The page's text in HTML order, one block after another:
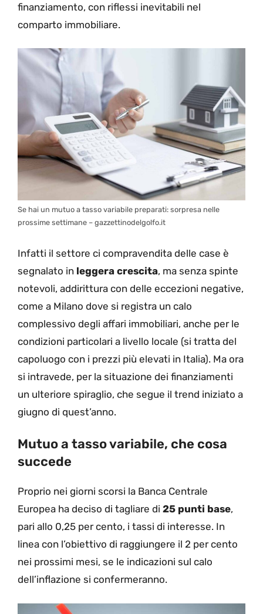
finanziamento, con riflessi inevitabili nel
comparto immobiliare.
Se hai un mutuo a tasso variabile preparati: sorpresa nelle
prossime settimane – gazzettinodelgolfo.it
Infatti il settore ci compravendita delle case è
segnalato in leggera crescita, ma senza spinte
notevoli, addirittura con delle eccezioni negative,
come a Milano dove si registra un calo
complessivo degli affari immobiliari, anche per le
condizioni particolari a livello locale (si tratta del
capoluogo con i prezzi più elevati in Italia). Ma ora
si intravede, per la situazione dei finanziamenti
un ulteriore spiraglio, che segue il trend iniziato a
giugno di quest’anno.
Mutuo a tasso variabile, che cosa
succede
Proprio nei giorni scorsi la Banca Centrale
Europea ha deciso di tagliare di 25 punti base,
pari allo 0,25 per cento, i tassi di interesse. In
linea con l’obiettivo di raggiungere il 2 per cento
nei prossimi mesi, se le indicazioni sul calo
dell’inflazione si confermeranno.